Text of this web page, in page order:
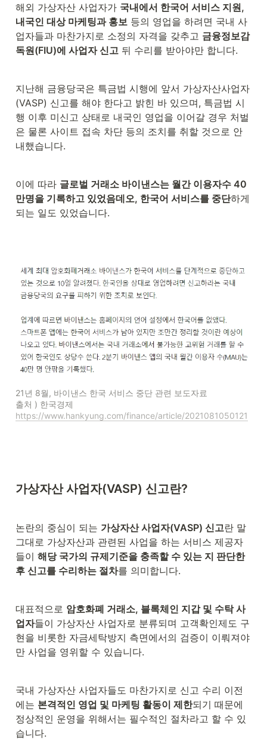
해외 가상자산 사업자가 국내에서 한국어 서비스 지원,
내국인 대상 마케팅과 홍보 등의 영업을 하려면 국내 사
업자들과 마찬가지로 소정의 자격을 갖추고 금융정보감
독원(FIU)에 사업자 신고 뒤 수리를 받아야만 합니다.
지난해 금융당국은 특금법 시행에 앞서 가상자산사업자
(VASP) 신고를 해야 한다고 밝힌 바 있으며, 특금법 시
행 이후 미신고 상태로 내국인 영업을 이어갈 경우 처벌
은 물론 사이트 접속 차단 등의 조치를 취할 것으로 안
내했습니다.
이에 따라 글로벌 거래소 바이낸스는 월간 이용자수 40
만명을 기록하고 있었음데오, 한국어 서비스를 중단하게
되는 일도 있었습니다.
21년 8월, 바이낸스 한국 서비스 중단 관련 보도자료
https://www.hankyung.com/finance/article/2021081050121
가상자산 사업자(VASP) 신고란?
논란의 중심이 되는 가상자산 사업자(VASP) 신고란 말
그대로 가상자산과 관련된 사업을 하는 서비스 제공자
들이 해당 국가의 규제기준을 충족할 수 있는 지 판단한
후 신고를 수리하는 절차를 의미합니다.
대표적으로 암호화폐 거래소, 블록체인 지갑 및 수탁 사
업자들이 가상자산 사업자로 분류되며 고객확인제도 구
현을 비롯한 자금세탁방지 측면에서의 검증이 이뤄져야
만 사업을 영위할 수 있습니다.
국내 가상자산 사업자들도 마찬가지로 신고 수리 이전
에는 본격적인 영업 및 마케팅 활동이 제한되기 때문에
정상적인 운영을 위해서는 필수적인 절차라고 할 수 있
습니다.